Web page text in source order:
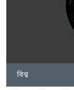
বিশ্ব